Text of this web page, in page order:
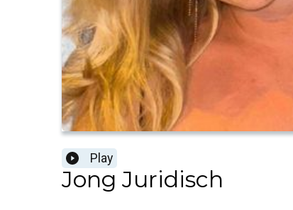
Play
Jong Juridisch